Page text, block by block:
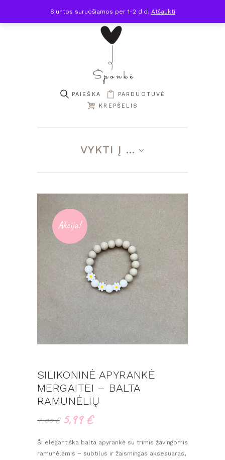
PARDUOTUVĖ
KREPŠELIS
VYKTI Į ...
Akcija!
SILIKONINĖ APYRANKĖ
MERGAITEI – BALTA
RAMUNĖLIŲ
7,00€ Original
was:
7,00 €.
5,99€Current
is:
5,99 €.
Ši elegantiška balta apyrankė su trimis žavingomis
ramunėlėmis – subtilus ir žaismingas aksesuaras,
Siuntos suruošiamos per 1-2 d.d. Atšaukti